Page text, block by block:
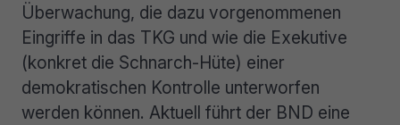
Überwachung, die dazu vorgenommenen
Eingriffe in das TKG und wie die Exekutive
(konkret die Schnarch-Hüte) einer
demokratischen Kontrolle unterworfen
werden können. Aktuell führt der BND eine